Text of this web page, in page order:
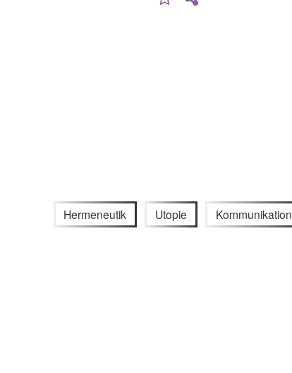
Hermeneutik Utopie Kommunikation